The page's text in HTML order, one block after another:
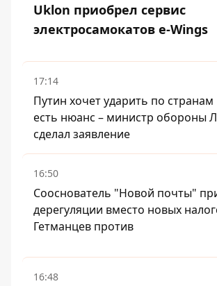
Uklon приобрел сервис
электросамокатов e-Wings
17:14
Путин хочет ударить по
есть нюанс – министр обороны
сделал заявление
16:50
Сооснователь "Новой почты"
дерегуляции вместо новых
Гетманцев против
16:48